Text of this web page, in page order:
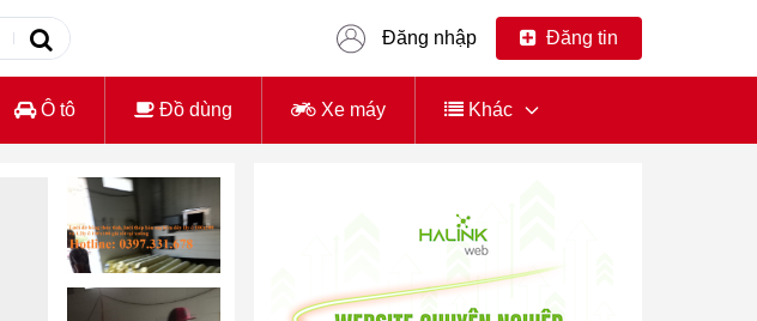
Đăng nhập Đăng tin
Ô tô Đồ dùng Xe máy Khác